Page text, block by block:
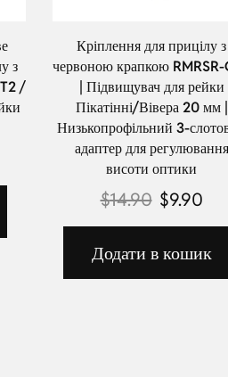
з
/
Кріплення для прицілу з
червоною крапкою RMRSR-
| Підвищувач для рейки
Пікатінні/Вівера 20 мм |
Низькопрофільний 3-
адаптер для регулювання
висоти оптики
$14.90 $9.90
Додати в кошик